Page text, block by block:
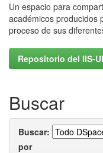
Un espacio para
académicos producidos
proceso de sus
Repositorio del IIS-
Buscar
Buscar:
por